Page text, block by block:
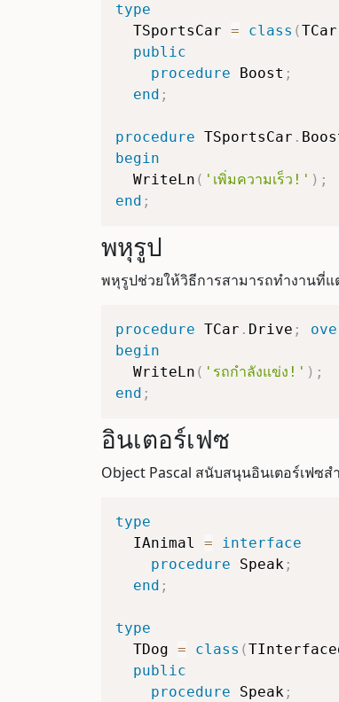
type
  TSportsCar
= class (TCar
public
procedure Boost ;
end ;
procedure TSportsCar .
begin
  WriteLn
( 'เพิ่มความเร็ว!' ) ;
end ;
พหุรูป
พหุรูปช่วยให้วิธีการสามารถทำงานที่แ
procedure TCar . Drive ;
begin
  WriteLn
( 'รถกำลังแข่ง!' ) ;
end ;
อินเตอร์เฟซ
Object Pascal สนับสนุนอินเตอร์เฟซ
type
  IAnimal
=
interface
procedure Speak ;
end ;
type
  TDog
= class (
public
procedure Speak ;